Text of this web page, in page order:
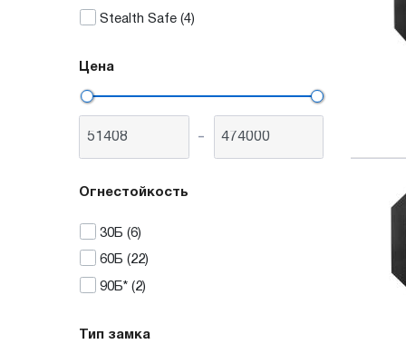
Stealth Safe (4)
Цена
-
Огнестойкость
30Б (6)
60Б (22)
90Б* (2)
Тип замка